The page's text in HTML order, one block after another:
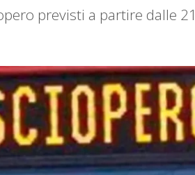
previsti a partire dalle